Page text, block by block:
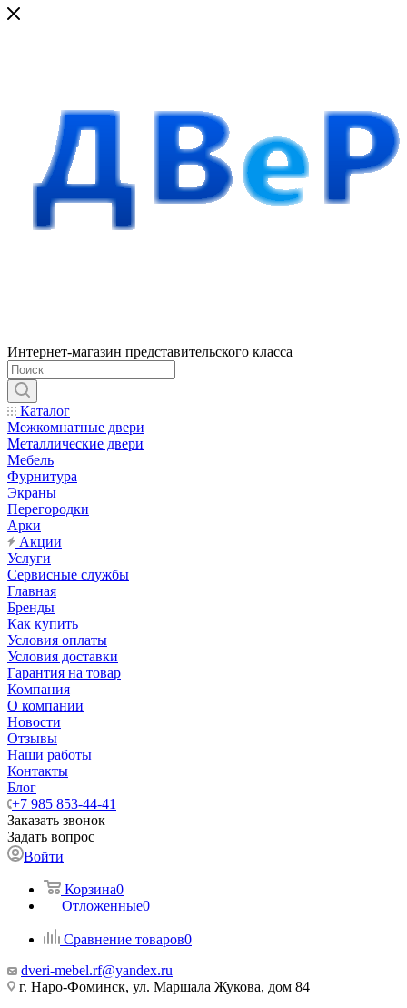
Интернет-магазин представительского класса
Каталог
Межкомнатные двери
Металлические двери
Мебель
Фурнитура
Экраны
Перегородки
Арки
Акции
Услуги
Сервисные службы
Главная
Бренды
Как купить
Условия оплаты
Условия доставки
Гарантия на товар
Компания
О компании
Новости
Отзывы
Наши работы
Контакты
Блог
+7 985 853-44-41
Заказать звонок
Задать вопрос
Войти
Корзина0
Отложенные0
Сравнение товаров0
dveri-mebel.rf@yandex.ru
г. Наро-Фоминск, ул. Маршала Жукова, дом 84